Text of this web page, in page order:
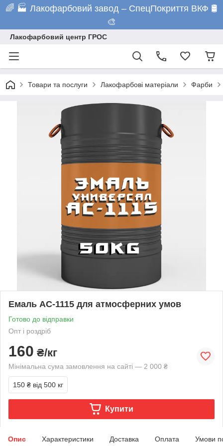
🌈 🏭 Лакофарбовий завод – СпецПокриття ВКФ 🛢️
🎨
Лакофарбовий центр ГРОС
Товари та послуги Лакофарбові матеріали Фарби
Емаль АС-1115 для атмосферних умов
Готово до відправки
Опт і роздріб
160 ₴/кг
Мінімальна сума замовлення на сайті — 2 000 ₴
150 ₴ від 500 кг
Купити
Опис Характеристики Доставка Оплата Умови